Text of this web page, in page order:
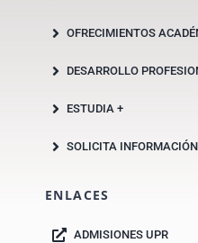
OFRECIMIENTOS
DESARROLLO
ESTUDIA +
SOLICITA INFORMACIÓN
ENLACES
ADMISIONES UPR